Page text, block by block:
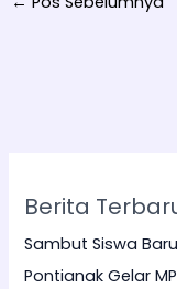
Berita
Sambut Siswa
Pontianak Gelar